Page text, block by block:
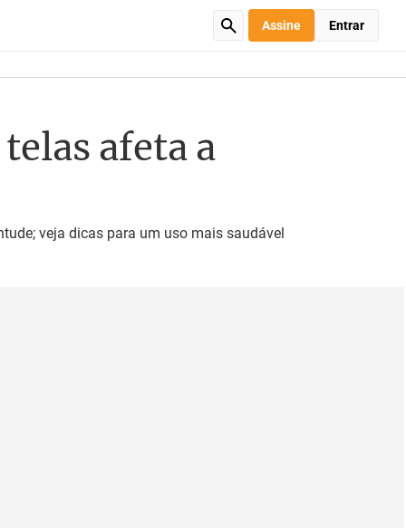
Assine Entrar
afeta a
veja dicas para um uso mais saudável